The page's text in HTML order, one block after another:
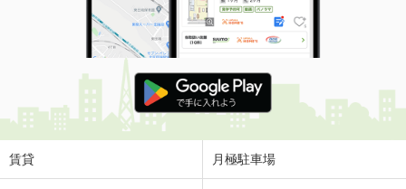
賃貸 月極駐車場